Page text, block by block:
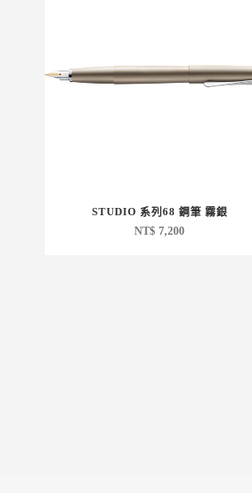
STUDIO 系列68 鋼筆 霧銀
NT$ 7,200